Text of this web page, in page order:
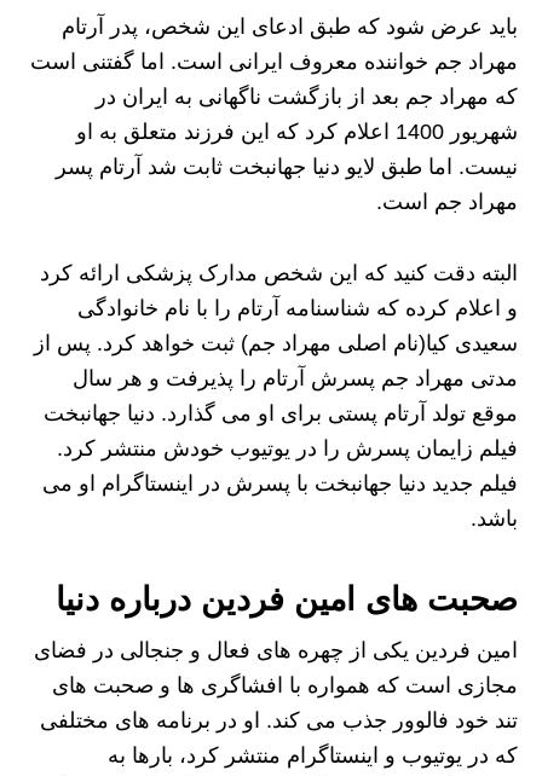
باید عرض شود که طبق ادعای این شخص، پدر آرتام
مهراد جم خواننده معروف ایرانی است. اما گفتنی است
که مهراد جم بعد از بازگشت ناگهانی به ایران در
شهریور 1400 اعلام کرد که این فرزند متعلق به او
نیست. اما طبق لایو دنیا جهانبخت ثابت شد آرتام پسر
مهراد جم است.
البته دقت کنید که این شخص مدارک پزشکی ارائه کرد
و اعلام کرده که شناسنامه آرتام را با نام خانوادگی
سعیدی کیا(نام اصلی مهراد جم) ثبت خواهد کرد. پس از
مدتی مهراد جم پسرش آرتام را پذیرفت و هر سال
موقع تولد آرتام پستی برای او می گذارد. دنیا جهانبخت
فیلم زایمان پسرش را در یوتیوب خودش منتشر کرد.
فیلم جدید دنیا جهانبخت با پسرش در اینستاگرام او می
باشد.
صحبت های امین فردین درباره دنیا
امین فردین یکی از چهره های فعال و جنجالی در فضای
مجازی است که همواره با افشاگری ها و صحبت های
تند خود فالوور جذب می کند. او در برنامه های مختلفی
که در یوتیوب و اینستاگرام منتشر کرد، بارها به